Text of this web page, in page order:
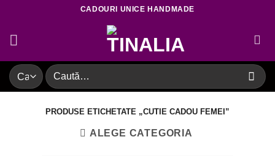
content
CADOURI UNICE HANDMADE
Caută
după:
PRODUSE ETICHETATE „CUTIE CADOU FEMEI”
ALEGE CATEGORIA